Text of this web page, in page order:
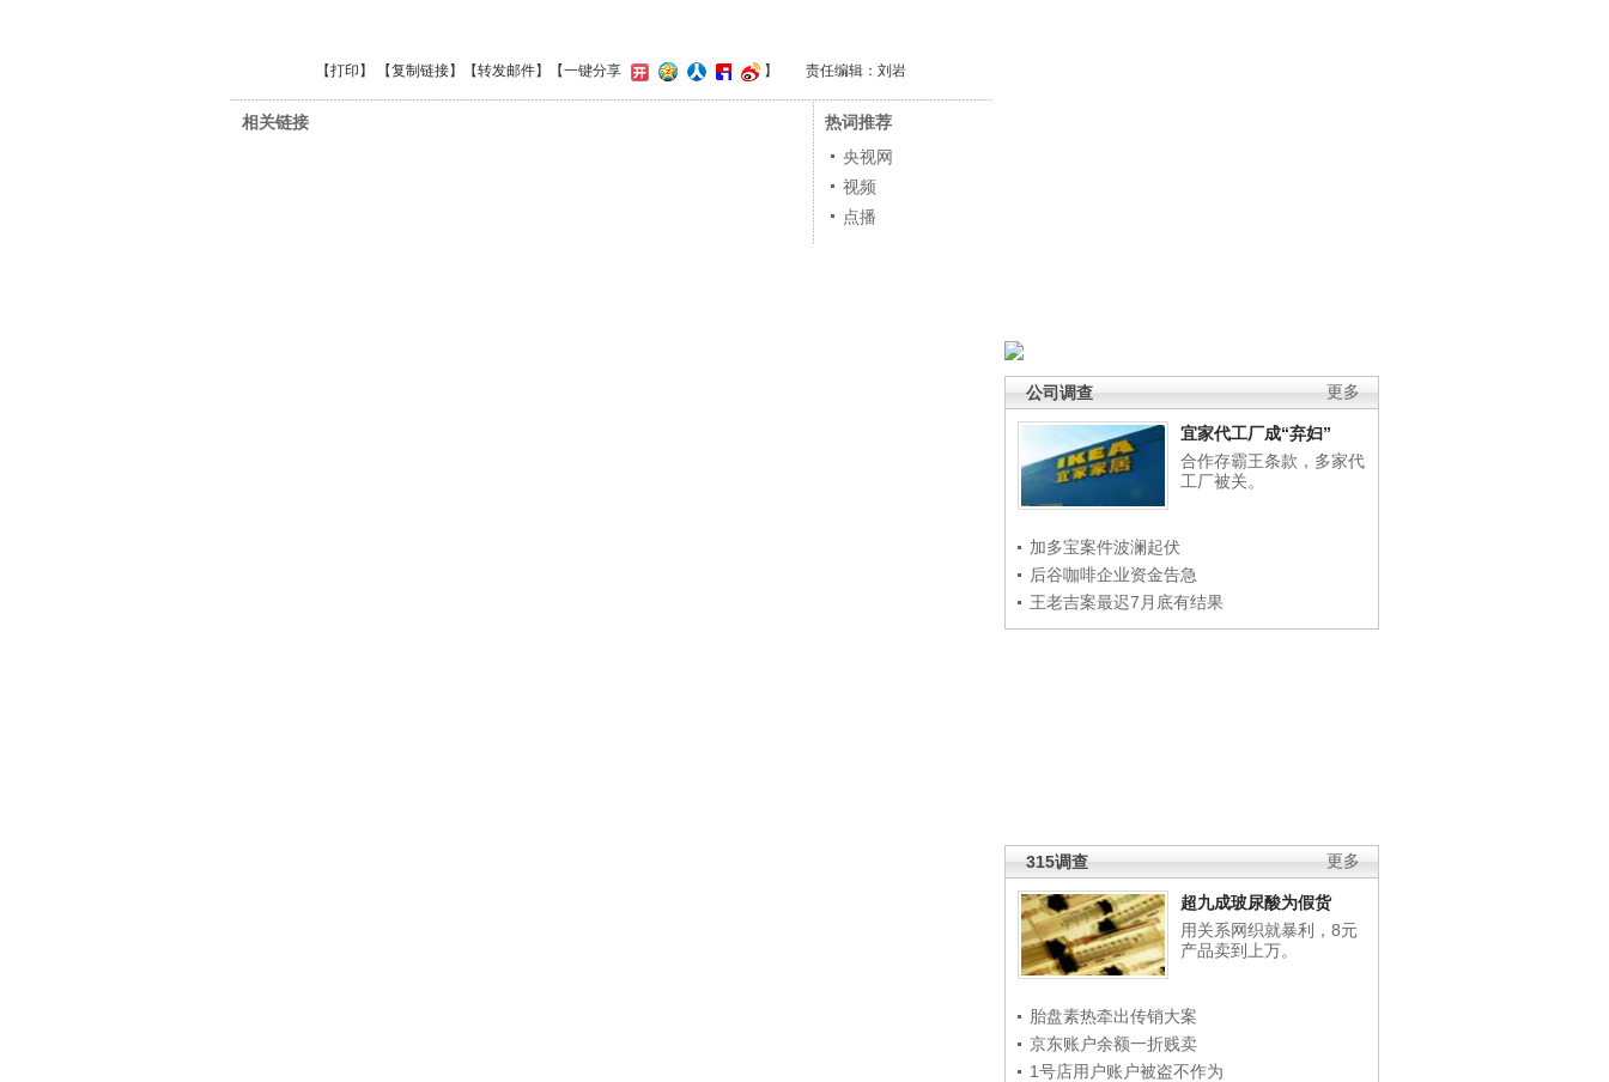
更多
公司调查
宜家代工厂成“弃妇”
合作存霸王条款，多家代
工厂被关。
加多宝案件波澜起伏
后谷咖啡企业资金告急
王老吉案最迟7月底有结果
更多
315调查
超九成玻尿酸为假货
用关系网织就暴利，8元
产品卖到上万。
胎盘素热牵出传销大案
京东账户余额一折贱卖
1号店用户账户被盗不作为
【打印 】 【复制链接】【转发邮件】 【一键分享 】 责任编辑：刘岩
相关链接
热词推荐
央视网
视频
点播